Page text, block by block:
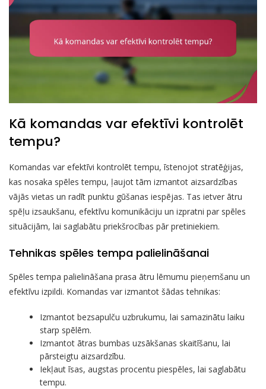
Kā komandas var efektīvi kontrolēt
tempu?
Komandas var efektīvi kontrolēt tempu, īstenojot stratēģijas,
kas nosaka spēles tempu, ļaujot tām izmantot aizsardzības
vājās vietas un radīt punktu gūšanas iespējas. Tas ietver ātru
spēļu izsaukšanu, efektīvu komunikāciju un izpratni par spēles
situācijām, lai saglabātu priekšrocības pār pretiniekiem.
Tehnikas spēles tempa palielināšanai
Spēles tempa palielināšana prasa ātru lēmumu pieņemšanu un
efektīvu izpildi. Komandas var izmantot šādas tehnikas:
Izmantot bezsapulču uzbrukumu, lai samazinātu laiku
starp spēlēm.
Izmantot ātras bumbas uzsākšanas skaitīšanu, lai
pārsteigtu aizsardzību.
Iekļaut īsas, augstas procentu piespēles, lai saglabātu
tempu.